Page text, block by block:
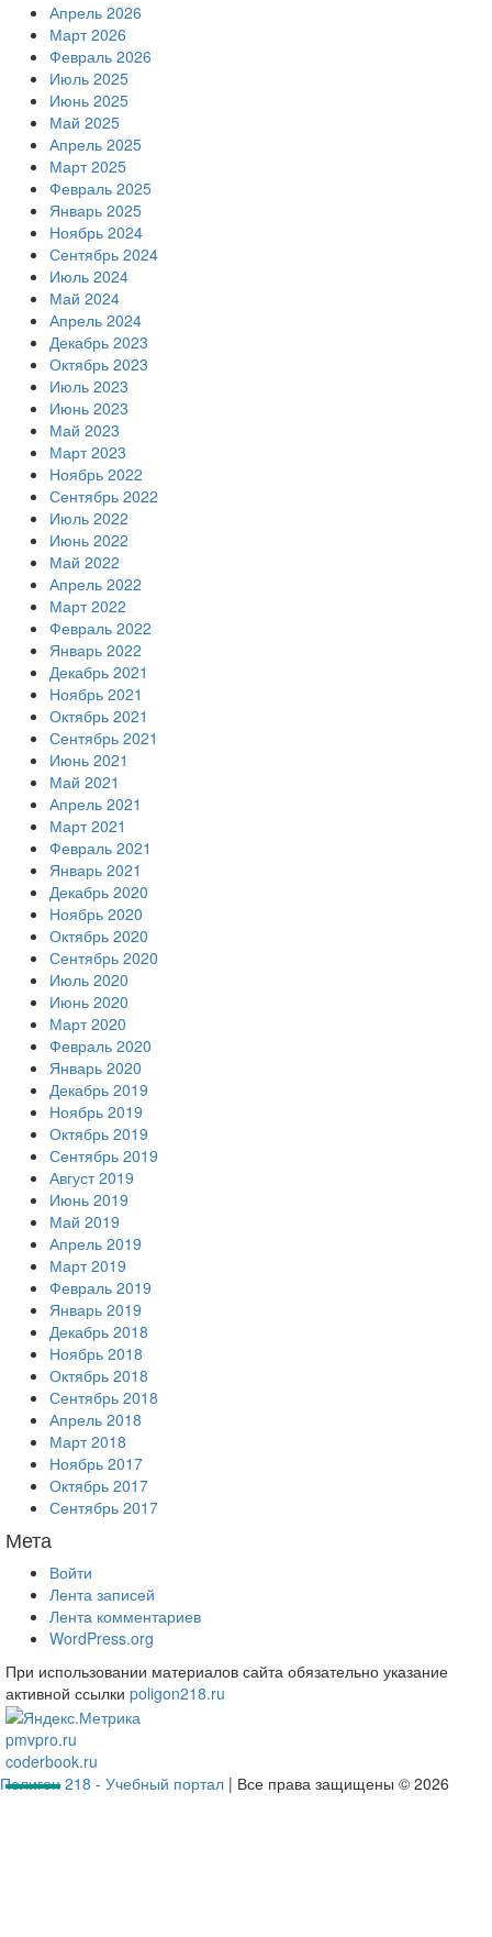
Апрель 2026
Март 2026
Февраль 2026
Июль 2025
Июнь 2025
Май 2025
Апрель 2025
Март 2025
Февраль 2025
Январь 2025
Ноябрь 2024
Сентябрь 2024
Июль 2024
Май 2024
Апрель 2024
Декабрь 2023
Октябрь 2023
Июль 2023
Июнь 2023
Май 2023
Март 2023
Ноябрь 2022
Сентябрь 2022
Июль 2022
Июнь 2022
Май 2022
Апрель 2022
Март 2022
Февраль 2022
Январь 2022
Декабрь 2021
Ноябрь 2021
Октябрь 2021
Сентябрь 2021
Июнь 2021
Май 2021
Апрель 2021
Март 2021
Февраль 2021
Январь 2021
Декабрь 2020
Ноябрь 2020
Октябрь 2020
Сентябрь 2020
Июль 2020
Июнь 2020
Март 2020
Февраль 2020
Январь 2020
Декабрь 2019
Ноябрь 2019
Октябрь 2019
Сентябрь 2019
Август 2019
Июнь 2019
Май 2019
Апрель 2019
Март 2019
Февраль 2019
Январь 2019
Декабрь 2018
Ноябрь 2018
Октябрь 2018
Сентябрь 2018
Апрель 2018
Март 2018
Ноябрь 2017
Октябрь 2017
Сентябрь 2017
Мета
Войти
Лента записей
Лента комментариев
WordPress.org
При использовании материалов сайта обязательно указание
активной ссылки poligon218.ru
pmvpro.ru
coderbook.ru
Полигон 218 - Учебный портал | Все права защищены © 2026